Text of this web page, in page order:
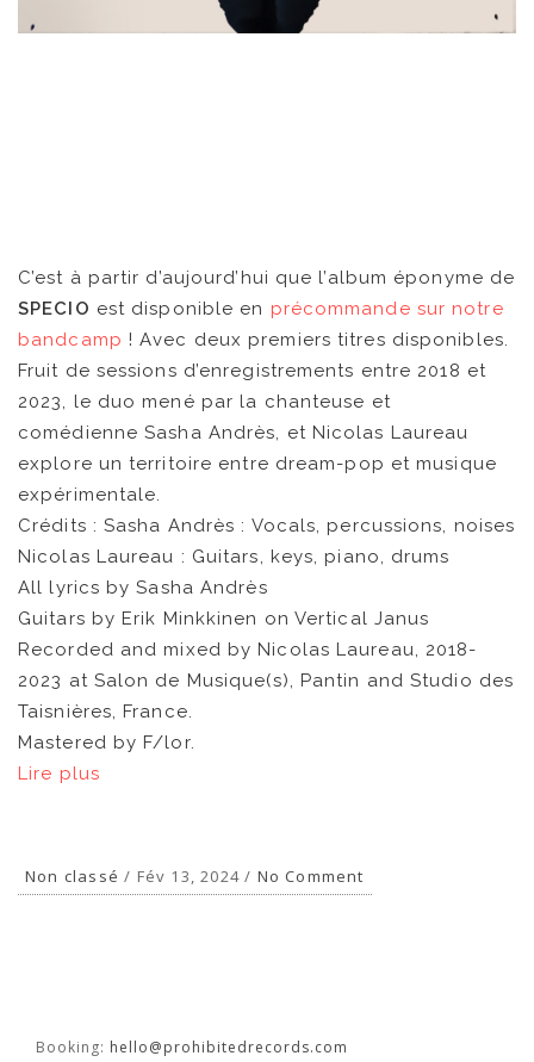
FR EN
C’est à partir d’aujourd’hui que l’album éponyme de
SPECIO est disponible en précommande sur notre
bandcamp ! Avec deux premiers titres disponibles.
Fruit de sessions d’enregistrements entre 2018 et
2023, le duo mené par la chanteuse et
comédienne Sasha Andrès, et Nicolas Laureau
explore un territoire entre dream-pop et musique
expérimentale.
Crédits : Sasha Andrès : Vocals, percussions, noises
Nicolas Laureau : Guitars, keys, piano, drums
All lyrics by Sasha Andrès
Guitars by Erik Minkkinen on Vertical Janus
Recorded and mixed by Nicolas Laureau, 2018-
2023 at Salon de Musique(s), Pantin and Studio des
Taisnières, France.
Mastered by F/lor.
Lire plus
Non classé / Fév 13, 2024 / No Comment
Booking: hello@prohibitedrecords.com